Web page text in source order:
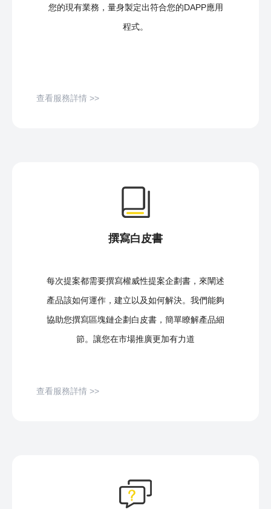
您的現有業務，量身製定出符合您的DAPP應用
程式。
查看服務詳情 >>
撰寫白皮書
每次提案都需要撰寫權威性提案企劃書，來闡述
產品該如何運作，建立以及如何解決。我們能夠
協助您撰寫區塊鏈企劃白皮書，簡單瞭解產品細
節。讓您在市場推廣更加有力道
查看服務詳情 >>